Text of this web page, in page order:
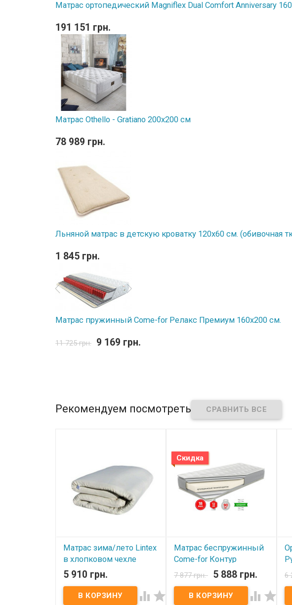
Матрас ортопедический Magniflex Dual Comfort Anniversary
191 151 грн.
Матрас Othello - Gratiano 200х200 см
78 989 грн.
Льняной матрас в детскую кроватку 120х60 см. (обивочная
1 845 грн.
Матрас пружинный Come-for Релакс Премиум 160х200 см.
11 725 грн. 9 169 грн.
Рекомендуем посмотреть
Матрас зима/лето Lintex
в хлопковом чехле
160х190х3 см
В наличии
5 910 грн.
 
Скидка
Матрас беспружинный
Come-for Контур
160x190 см
В наличии
7 877 грн. 5 888 грн.
 
6